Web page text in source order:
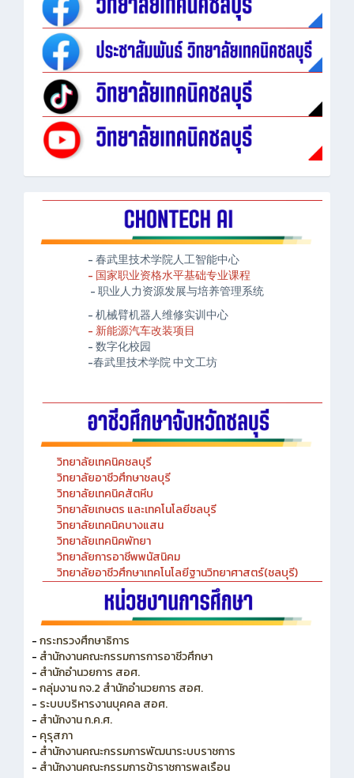
- 春武里技术学院人工智能中心
- 国家职业资格水平基础专业课程
- 职业人力资源发展与培养管理系统
- 机械臂机器人维修实训中心
- 新能源汽车改装项目
- 数字化校园
-春武里技术学院 中文工坊
วิทยาลัยเทคนิคชลบุรี
วิทยาลัยอาชีวศึกษาชลบุรี
วิทยาลัยเทคนิคสัตหีบ
วิทยาลัยเกษตร และเทคโนโลยีชลบุรี
วิทยาลัยเทคนิคบางแสน
วิทยาลัยเทคนิคพัทยา
วิทยาลัยการอาชีพพนัสนิคม
วิทยาลัยอาชีวศึกษาเทคโนโลยีฐานวิทยาศาสตร์(ชลบุรี)
-กระทรวงศึกษาธิการ
- สำนักงานคณะกรรมการการอาชีวศึกษา
- สำนักอำนวยการ สอศ.
-กลุ่มงาน กจ.2 สำนักอำนวยการ สอศ.
- ระบบบริหารงานบุคคล สอศ.
- สำนักงาน ก.ค.ศ.
- คุรุสภา
- สำนักงานคณะกรรมการพัฒนาระบบราชการ
- สำนักงานคณะกรรมการข้าราชการพลเรือน